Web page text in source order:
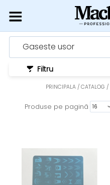
Gaseste usor
PRINCIPALA CATALOG
Produse pe pagină
Filtru